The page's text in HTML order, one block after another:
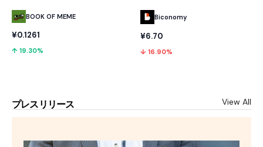
BOOK OF MEME
¥0.1261
↑ 19.30%
Biconomy
¥6.70
↓ 16.90%
プレスリリース View All